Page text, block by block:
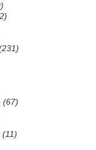
(67)
(11)